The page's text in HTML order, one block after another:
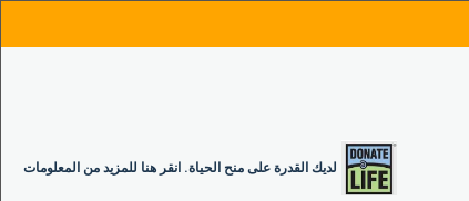
لديك القدرة على منح الحياة. انقر هنا للمزيد من المعلومات